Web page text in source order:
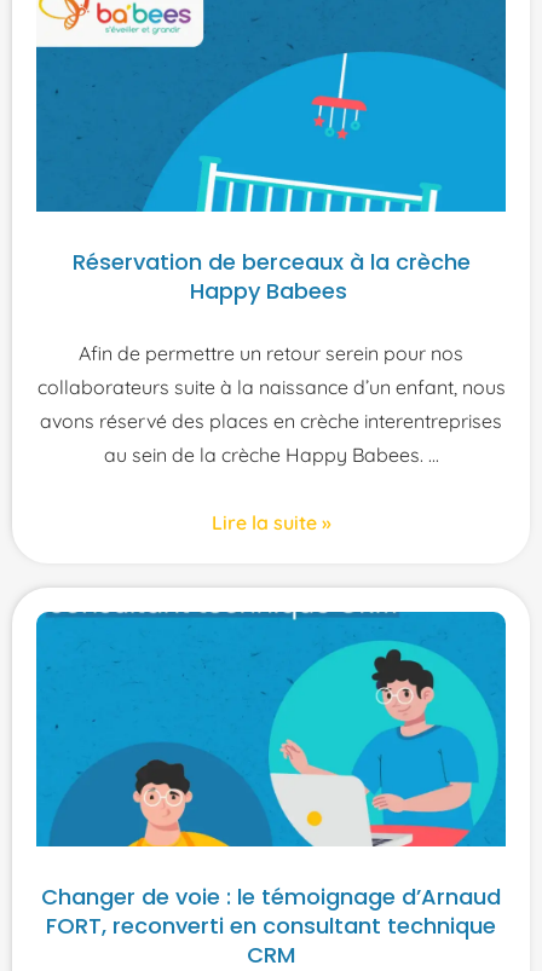
Réservation de berceaux à la crèche
Happy Babees
Afin de permettre un retour serein pour nos
collaborateurs suite à la naissance d’un enfant, nous
avons réservé des places en crèche interentreprises
au sein de la crèche Happy Babees.
Lire la suite »
Changer de voie : le témoignage d’Arnaud
FORT, reconverti en consultant technique
CRM